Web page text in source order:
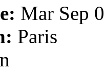
Mar Sep
Paris